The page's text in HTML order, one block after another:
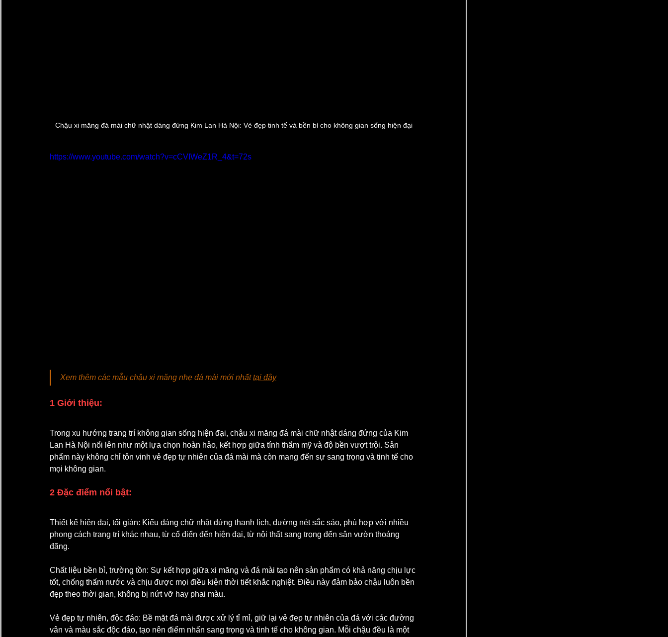
Chậu xi măng đá mài chữ nhật dáng đứng Kim Lan Hà Nội: Vẻ đẹp tinh tế và bền bỉ cho không gian sống hiện đại
https://www.youtube.com/watch?v=cCVIWeZ1R_4&t=72s
Xem thêm các mẫu chậu xi măng nhẹ đá mài mới nhất tại đây
1 Giới thiệu:
Trong xu hướng trang trí không gian sống hiện đại, chậu xi măng đá mài chữ nhật dáng đứng của Kim
Lan Hà Nội nổi lên như một lựa chọn hoàn hảo, kết hợp giữa tính thẩm mỹ và độ bền vượt trội. Sản
phẩm này không chỉ tôn vinh vẻ đẹp tự nhiên của đá mài mà còn mang đến sự sang trọng và tinh tế cho
mọi không gian.
2 Đặc điểm nổi bật:
Thiết kế hiện đại, tối giản: Kiểu dáng chữ nhật đứng thanh lịch, đường nét sắc sảo, phù hợp với nhiều
phong cách trang trí khác nhau, từ cổ điển đến hiện đại, từ nội thất sang trọng đến sân vườn thoáng
đãng.
Chất liệu bền bỉ, trường tồn: Sự kết hợp giữa xi măng và đá mài tạo nên sản phẩm có khả năng chịu lực
tốt, chống thấm nước và chịu được mọi điều kiện thời tiết khắc nghiệt. Điều này đảm bảo chậu luôn bền
đẹp theo thời gian, không bị nứt vỡ hay phai màu.
Vẻ đẹp tự nhiên, độc đáo: Bề mặt đá mài được xử lý tỉ mỉ, giữ lại vẻ đẹp tự nhiên của đá với các đường
vân và màu sắc độc đáo, tạo nên điểm nhấn sang trọng và tinh tế cho không gian. Mỗi chậu đều là một